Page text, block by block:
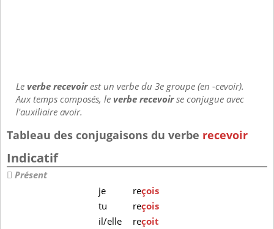
Leverbe recevoirest un verbe du 3e groupe (en -cevoir).
Aux temps composés, leverbe recevoirse conjugue avec
l'auxiliaire avoir.
Tableau des conjugaisons du verbe recevoir
Indicatif
Présent
je
reçois
tu
reçois
il/elle
reçoit